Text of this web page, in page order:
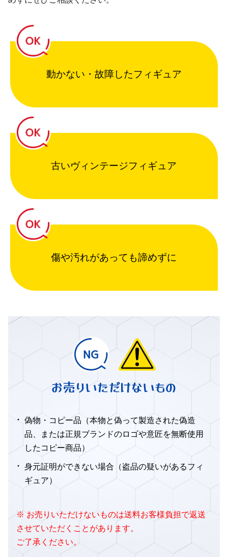
動かない・故障したフィギュア
古いヴィンテージフィギュア
傷や汚れがあっても諦めずに
お売りいただけないもの
偽物・コピー品（本物と偽って製造された偽造
品、または正規ブランドのロゴや意匠を無断使用
したコピー商品）
身元証明ができない場合（盗品の疑いがあるフィ
ギュア）
※ お売りいただけないものは送料お客様負担で返送
させていただくことがあります。
ご了承ください。